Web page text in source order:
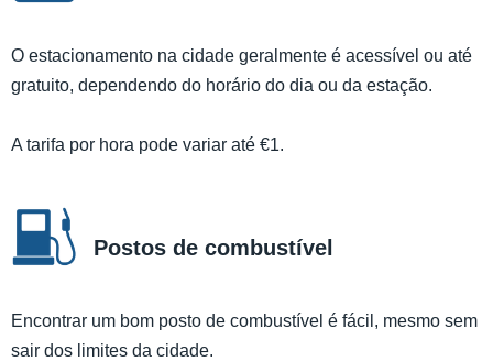
O estacionamento na cidade geralmente é acessível ou até
gratuito, dependendo do horário do dia ou da estação.
A tarifa por hora pode variar até €1.
Postos de combustível
Encontrar um bom posto de combustível é fácil, mesmo sem
sair dos limites da cidade.